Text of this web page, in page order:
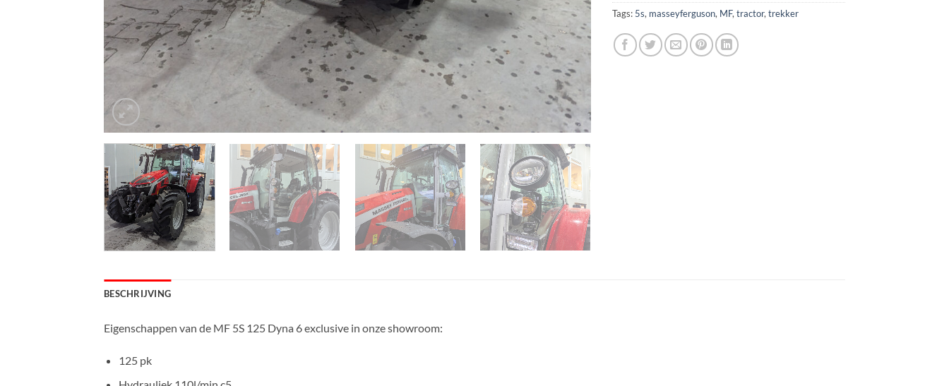
Tags: 5s, masseyferguson, MF, tractor, trekker
BESCHRIJVING
Eigenschappen van de MF 5S 125 Dyna 6 exclusive in onze showroom:
125 pk